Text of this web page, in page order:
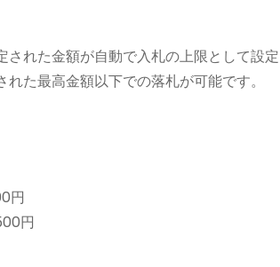
された金額が自動で入札の上限として設
た最高金額以下での落札が可能です。
円
円